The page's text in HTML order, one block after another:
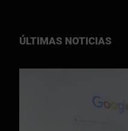
ÚLTIMAS NOTICIAS